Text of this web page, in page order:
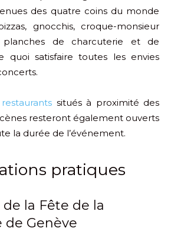
des quatre coins du monde
gnocchis, croque-monsieur
de charcuterie et de
quoi satisfaire toutes les envies
restaurants situés à proximité des
resteront également ouverts
la durée de l’événement.
pratiques
de la Fête de la
de Genève